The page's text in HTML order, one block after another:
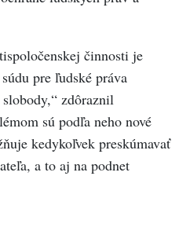
činnosti je
pre ľudské práva
zdôraznil
sú podľa neho nové
kedykoľvek preskúmavať
a to aj na podnet